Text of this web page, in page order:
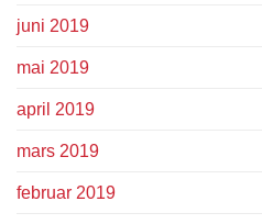
juni 2019
mai 2019
april 2019
mars 2019
februar 2019